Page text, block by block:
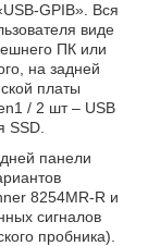
GPIB». Вся
виде
ПК или
на задней
платы
/ 2 шт – USB
SSD.
панели
8254MR-R и
сигналов
пробника).